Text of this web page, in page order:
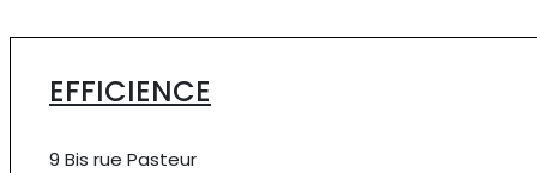
EFFICIENCE
9 Bis rue Pasteur